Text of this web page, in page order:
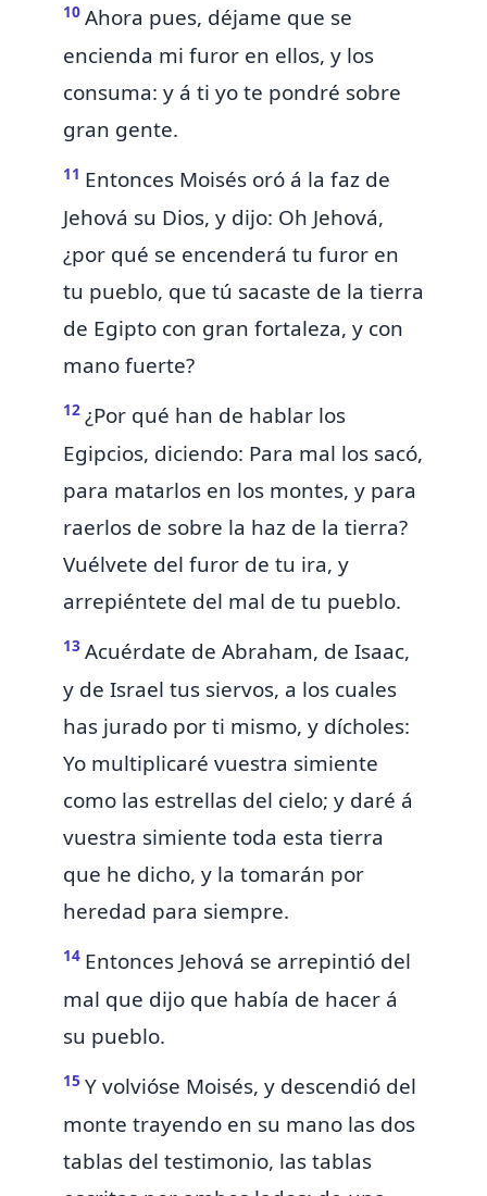
10 Ahora pues, déjame que se
encienda mi furor en ellos, y los
consuma: y á ti yo te pondré sobre
gran gente.
11 Entonces Moisés oró á la faz de
Jehová su Dios, y dijo: Oh Jehová,
¿por qué se encenderá tu furor en
tu pueblo, que tú sacaste de la tierra
de Egipto con gran fortaleza, y con
mano fuerte?
12 ¿Por qué han de hablar los
Egipcios, diciendo: Para mal los sacó,
para matarlos en los montes, y para
raerlos de sobre la haz de la tierra?
Vuélvete del furor de tu ira, y
arrepiéntete del mal de tu pueblo.
13 Acuérdate de Abraham, de Isaac,
y de Israel tus siervos, a los cuales
has jurado por ti mismo, y dícholes:
Yo multiplicaré vuestra simiente
como las estrellas del cielo; y daré á
vuestra simiente toda esta tierra
que he dicho, y la tomarán por
heredad para siempre.
14 Entonces Jehová se arrepintió del
mal que dijo que había de hacer á
su pueblo.
15 Y volvióse Moisés, y descendió del
monte trayendo en su mano las dos
tablas del testimonio, las tablas